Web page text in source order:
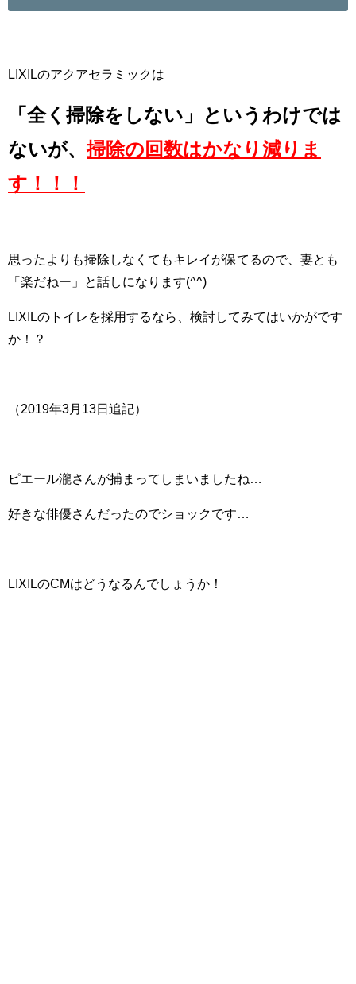
LIXILのアクアセラミックは
「全く掃除をしない」というわけでは
ないが、掃除の回数はかなり減りま
す！！！
思ったよりも掃除しなくてもキレイが保てるので、妻とも
「楽だねー」と話しになります(^^)
LIXILのトイレを採用するなら、検討してみてはいかがです
か！？
（2019年3月13日追記）
ピエール瀧さんが捕まってしまいましたね…
好きな俳優さんだったのでショックです…
LIXILのCMはどうなるんでしょうか！